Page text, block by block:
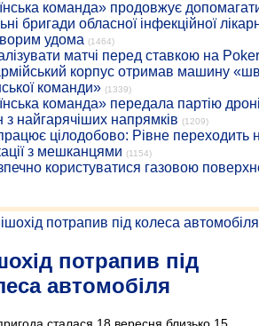
команда» продовжує
бригади обласної інфекційної
удома (1464)
матчі перед ставкою на
корпус отримав машину
команди» (1339)
команда» передала партію
з найгарячіших напрямків (1209)
цілодобово: Рівне переходить
з мешканцями (1154)
користуватися газовою
потрапив під
автомобіля